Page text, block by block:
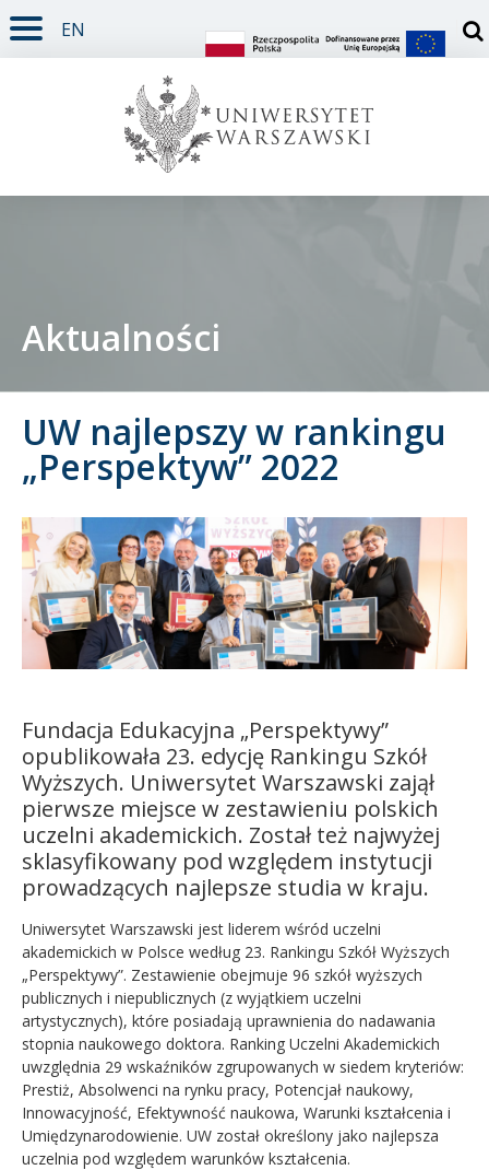
TREŚĆ STRONY
MENU GŁÓWNE
WYSZUKIWARKA
SOCIAL MEDIA
STOPKA STRONY
EN
Doktorant
Pracownik
Kandydat
Absolwent
Aktualności
UW najlepszy w rankingu
„Perspektyw” 2022
Fundacja Edukacyjna „Perspektywy”
opublikowała 23. edycję Rankingu Szkół
Wyższych. Uniwersytet Warszawski zajął
pierwsze miejsce w zestawieniu polskich
uczelni akademickich. Został też najwyżej
sklasyfikowany pod względem instytucji
prowadzących najlepsze studia w kraju.
Uniwersytet Warszawski jest liderem wśród uczelni
akademickich w Polsce według 23. Rankingu Szkół Wyższych
„Perspektywy”. Zestawienie obejmuje 96 szkół wyższych
publicznych i niepublicznych (z wyjątkiem uczelni
artystycznych), które posiadają uprawnienia do nadawania
stopnia naukowego doktora. Ranking Uczelni Akademickich
uwzględnia 29 wskaźników zgrupowanych w siedem kryteriów:
Prestiż, Absolwenci na rynku pracy, Potencjał naukowy,
Innowacyjność, Efektywność naukowa, Warunki kształcenia i
Umiędzynarodowienie. UW został określony jako najlepsza
uczelnia pod względem warunków kształcenia.